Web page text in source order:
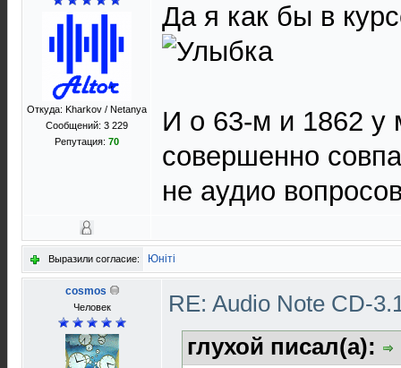
Откуда: Kharkov / Netanya
Сообщений: 3 229
Репутация: 70
Да я как бы в
И о 63-м и 1862 у
совершенно
не аудио
Выразили согласие: Юнiтi
cosmos
Человек
RE: Audio Note CD-
глухой писал(а):